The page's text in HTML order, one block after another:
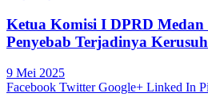
Ketua Komisi I DPRD
Penyebab Terjadinya
9 Mei 2025
Facebook Twitter Google+ Linked In